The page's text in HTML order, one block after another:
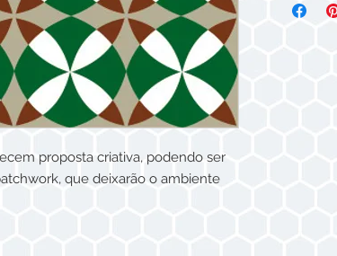
proposta criativa, podendo ser
que deixarão o ambiente